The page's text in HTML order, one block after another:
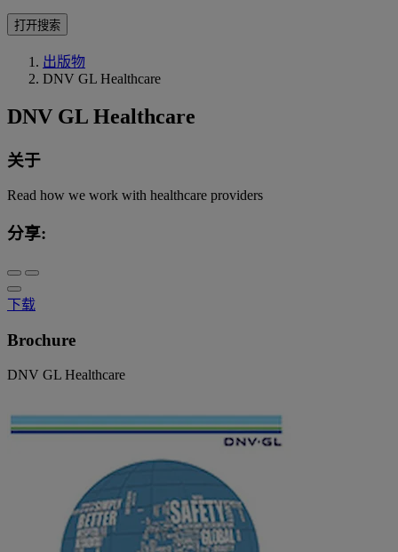
打开搜索
出版物
DNV GL Healthcare
DNV GL Healthcare
关于
Read how we work with healthcare providers
分享:
下载
Brochure
DNV GL Healthcare